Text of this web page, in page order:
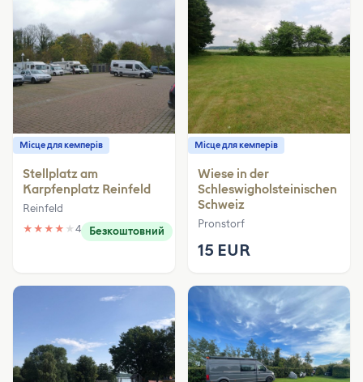
Місце для кемперів
Stellplatz am
Karpfenplatz Reinfeld
Reinfeld
★ ★ ★ ★ ★ 4 Безкоштовний
Місце для кемперів
Wiese in der
Schleswigholsteinischen
Schweiz
Pronstorf
15 EUR